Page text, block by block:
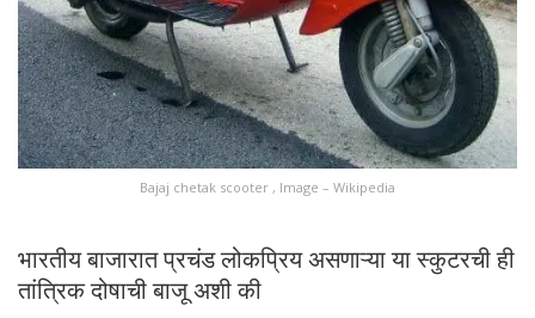
Bajaj chetak scooter , Image – Wikipedia
भारतीय बाजारात प्रचंड लोकप्रिय असणाऱ्या या स्कुटरची ही
तांत्रिक दोषाची बाजू अशी की